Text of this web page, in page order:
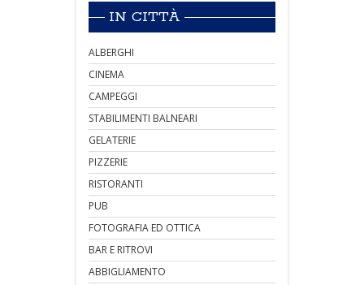
IN CITTÀ
ALBERGHI
CINEMA
CAMPEGGI
STABILIMENTI BALNEARI
GELATERIE
PIZZERIE
RISTORANTI
PUB
FOTOGRAFIA ED OTTICA
BAR E RITROVI
ABBIGLIAMENTO